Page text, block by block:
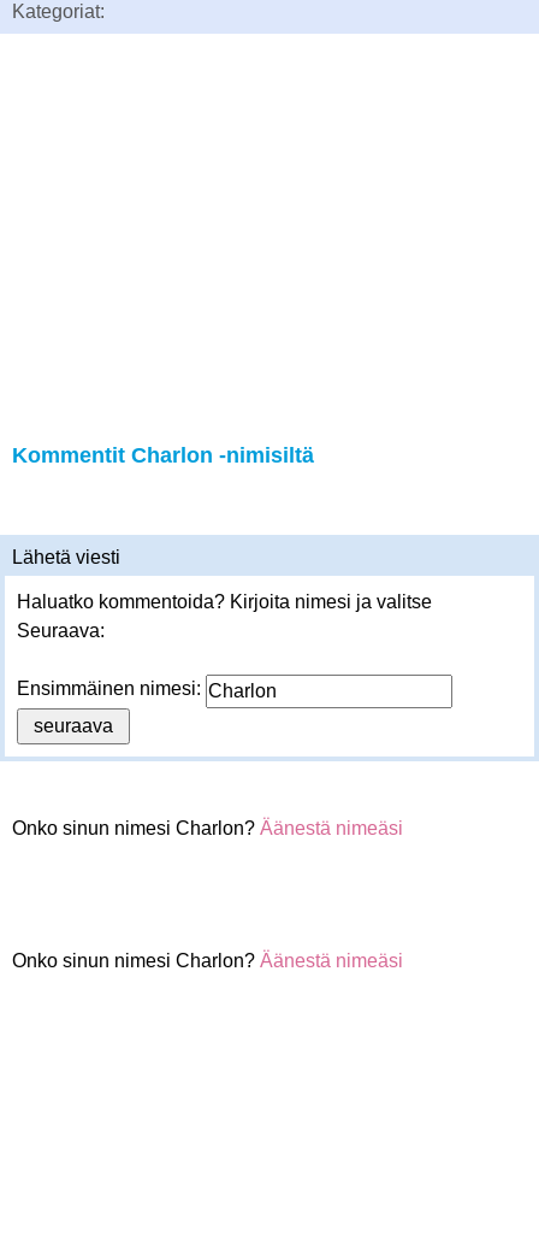
Kategoriat:
Kommentit Charlon -nimisiltä
Lähetä viesti
Haluatko kommentoida? Kirjoita nimesi ja valitse
Seuraava:
Ensimmäinen nimesi:
Onko sinun nimesi Charlon? Äänestä nimeäsi
Onko sinun nimesi Charlon? Äänestä nimeäsi